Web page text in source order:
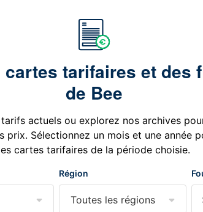
tarifaires et des
de Bee
actuels ou explorez nos archives
prix. Sélectionnez un mois et une année
cartes tarifaires de la période choisie.
Région
Toutes les régions